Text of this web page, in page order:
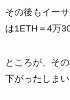
その後もイー
は1ETH＝4万
ところが、そ
下がったしまい